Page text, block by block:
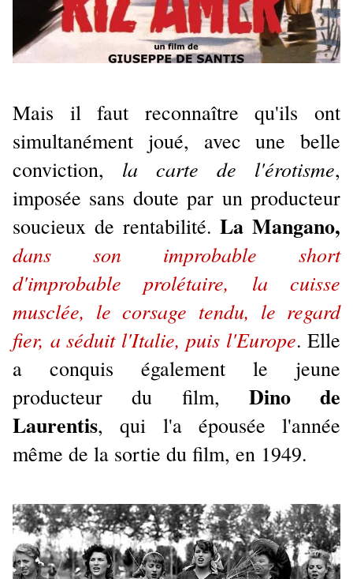
Mais il faut reconnaître qu'ils ont
simultanément joué, avec une belle
conviction, la carte de l'érotisme,
imposée sans doute par un producteur
soucieux de rentabilité. La Mangano,
dans son improbable short
d'improbable prolétaire, la cuisse
musclée, le corsage tendu, le regard
fier, a séduit l'Italie, puis l'Europe. Elle
a conquis également le jeune
producteur du film, Dino de
Laurentis, qui l'a épousée l'année
même de la sortie du film, en 1949.